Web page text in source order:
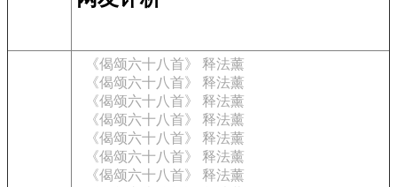
《偈颂六十八首》 释法薰
《偈颂六十八首》 释法薰
《偈颂六十八首》 释法薰
《偈颂六十八首》 释法薰
《偈颂六十八首》 释法薰
《偈颂六十八首》 释法薰
《偈颂六十八首》 释法薰